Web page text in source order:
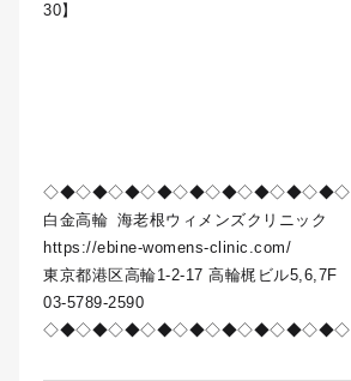
30】
◇◆◇◆◇◆◇◆◇◆◇◆◇◆◇◆◇◆◇
白金高輪 海老根ウィメンズクリニック
https://ebine-womens-clinic.com/
東京都港区高輪1-2-17 高輪梶ビル5,6,7F
03-5789-2590
◇◆◇◆◇◆◇◆◇◆◇◆◇◆◇◆◇◆◇